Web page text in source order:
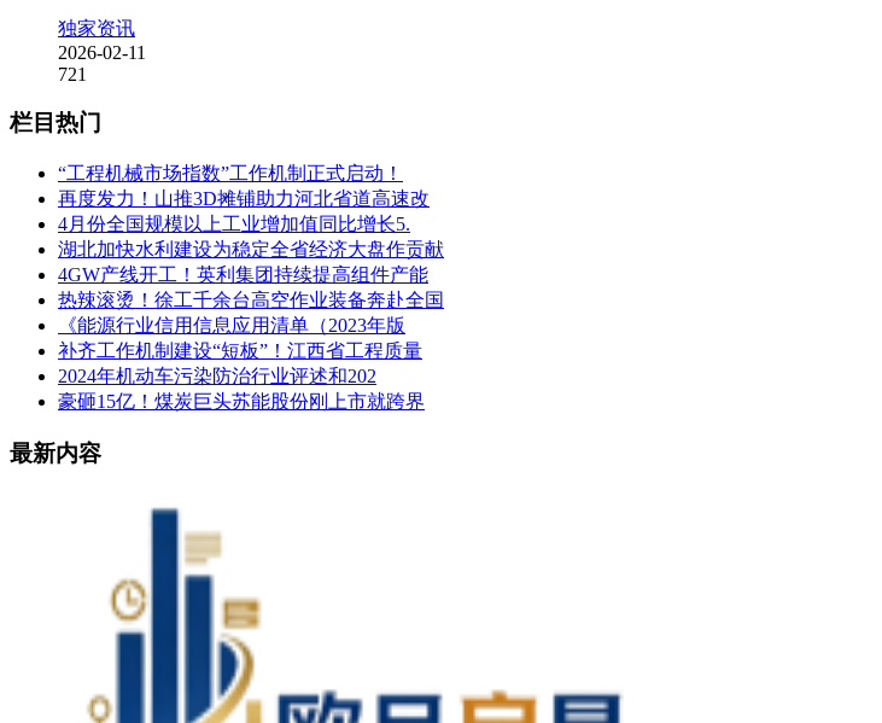
独家资讯
2026-02-11
721
栏目热门
“工程机械市场指数”工作机制正式启动！
再度发力！山推3D摊铺助力河北省道高速改
4月份全国规模以上工业增加值同比增长5.
湖北加快水利建设为稳定全省经济大盘作贡献
4GW产线开工！英利集团持续提高组件产能
热辣滚烫！徐工千余台高空作业装备奔赴全国
《能源行业信用信息应用清单（2023年版
补齐工作机制建设“短板”！江西省工程质量
2024年机动车污染防治行业评述和202
豪砸15亿！煤炭巨头苏能股份刚上市就跨界
最新内容